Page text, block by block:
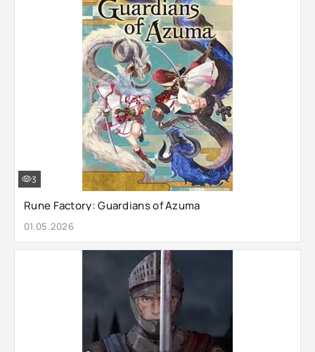
Rune Factory: Guardians of Azuma
01.05.2026
3